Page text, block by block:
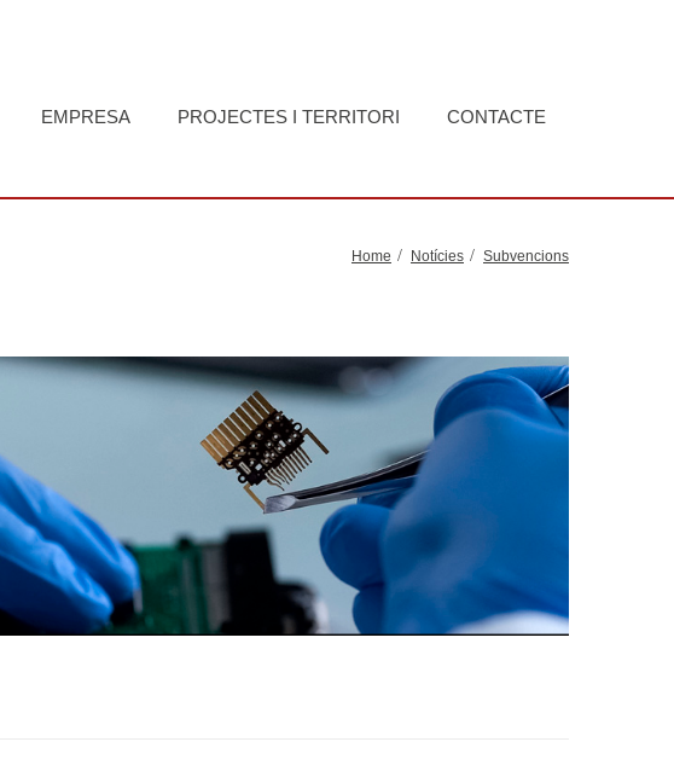
EMPRESA PROJECTES I TERRITORI CONTACTE
Home Notícies Subvencions